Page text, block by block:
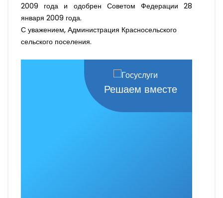
2009 года и одобрен Советом Федерации 28
января 2009 года.
С уважением, Администрация Красносельского
сельского поселения.
Решаем вместе